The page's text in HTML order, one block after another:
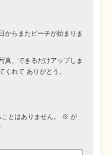
からまたビーチが始まりま
真、できるだけアップしま
くれて ありがとう。
とはありません。
※ が